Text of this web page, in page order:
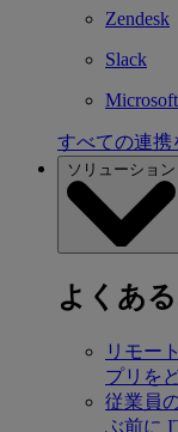
Zendesk
Slack
すべての連携
ソリューション
よくあ
リモー
プリを
従業員
ぶ前に